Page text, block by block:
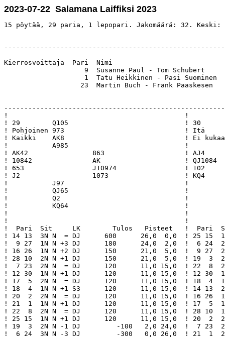
2023-07-22 Salamana Laiffiksi 2023
15 pöytää, 29 paria, 1 lepopari. Jakomäärä: 32. Keski:
Kierrosvoittaja  Pari  Nimi
9  Susanne Paul - Tom Schubert
1  Tatu Heikkinen - Pasi Suominen
23  Martin Buch - Frank Paaskesen
!                                            !
! 29        Q105                             ! 30
! Pohjoinen 973                              ! Itä
! Kaikki    AK8                              ! Ei
!           A985                             !
! AK42                863                    ! AJ4
! 10842               AK                     !
! 653                 J10974                 ! 102
! J2                  1073                   ! KQ4
!           J97                              !
!           QJ65                             !
!           Q2                               !
!           KQ64                             !
!                                            !
!                                            !
!  Pari  Sit     LK        Tulos   Pisteet   !  Pari
! 14 13  3N N  = DJ      600      26,0  0,0  ! 25 15
!  9 27  1N N +3 DJ      180      24,0  2,0  !  6 24
! 16 26  1N N +2 DJ      150      21,0  5,0  !  9 27
! 28 10  2N N +1 DJ      150      21,0  5,0  ! 19  3
!  7 23  2N N  = DJ      120      11,0 15,0  ! 22  8
! 12 30  1N N +1 DJ      120      11,0 15,0  ! 12 30
! 17  5  2N N  = DJ      120      11,0 15,0  ! 18  4
! 18  4  1N N +1 S3      120      11,0 15,0  ! 14 13
! 20  2  2N N  = DJ      120      11,0 15,0  ! 16 26
! 21  1  1N N +1 DJ      120      11,0 15,0  ! 17  5
! 22  8  2N N  = DJ      120      11,0 15,0  ! 28 10
! 25 15  1N N +1 DJ      120      11,0 15,0  ! 20  2
! 19  3  2N N -1 DJ         -100   2,0 24,0  !  7 23
!  6 24  3N N -3 DJ         -300   0,0 26,0  ! 21  1